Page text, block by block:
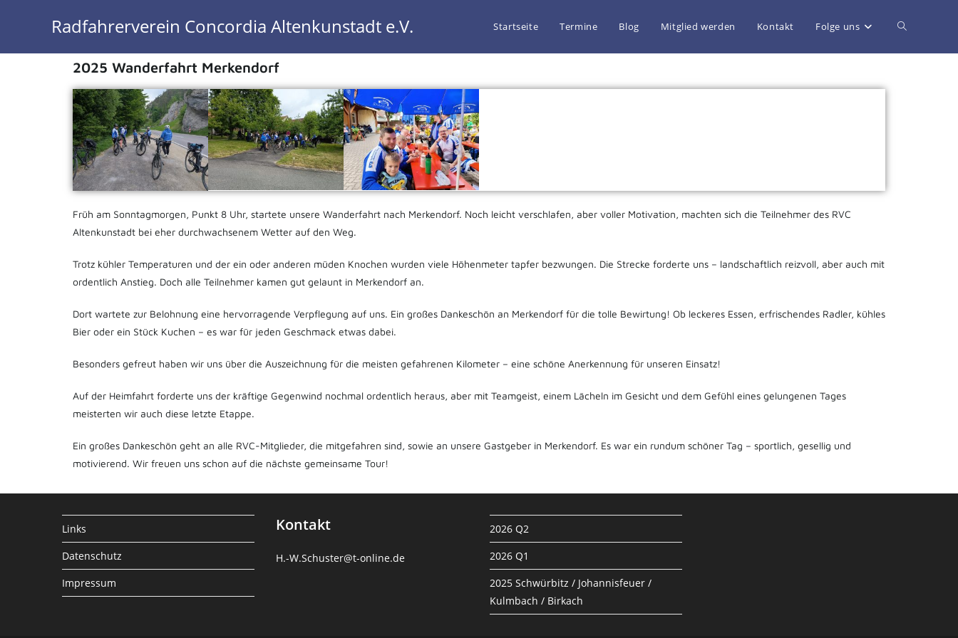
Radfahrerverein Concordia Altenkunstadt e.V. Startseite Termine Blog Mitglied werden Kontakt Folge uns
2025 Wanderfahrt Merkendorf
Früh am Sonntagmorgen, Punkt 8 Uhr, startete unsere Wanderfahrt nach Merkendorf. Noch leicht verschlafen, aber voller Motivation, machten sich die Teilnehmer des RVC
Altenkunstadt bei eher durchwachsenem Wetter auf den Weg.
Trotz kühler Temperaturen und der ein oder anderen müden Knochen wurden viele Höhenmeter tapfer bezwungen. Die Strecke forderte uns – landschaftlich reizvoll, aber auch mit
ordentlich Anstieg. Doch alle Teilnehmer kamen gut gelaunt in Merkendorf an.
Dort wartete zur Belohnung eine hervorragende Verpflegung auf uns. Ein großes Dankeschön an Merkendorf für die tolle Bewirtung! Ob leckeres Essen, erfrischendes Radler, kühles
Bier oder ein Stück Kuchen – es war für jeden Geschmack etwas dabei.
Besonders gefreut haben wir uns über die Auszeichnung für die meisten gefahrenen Kilometer – eine schöne Anerkennung für unseren Einsatz!
Auf der Heimfahrt forderte uns der kräftige Gegenwind nochmal ordentlich heraus, aber mit Teamgeist, einem Lächeln im Gesicht und dem Gefühl eines gelungenen Tages
meisterten wir auch diese letzte Etappe.
Ein großes Dankeschön geht an alle RVC-Mitglieder, die mitgefahren sind, sowie an unsere Gastgeber in Merkendorf. Es war ein rundum schöner Tag – sportlich, gesellig und
motivierend. Wir freuen uns schon auf die nächste gemeinsame Tour!
Links
Datenschutz
Impressum
Kontakt
H.-W.Schuster@t-online.de
2026 Q2
2026 Q1
2025 Schwürbitz / Johannisfeuer /
Kulmbach / Birkach